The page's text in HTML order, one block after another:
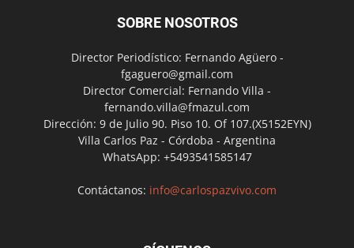
SOBRE NOSOTROS
Director Periodístico: Fernando Agüero -
fgaguero@gmail.com
Director Comercial: Fernando Villa -
fernando.villa@fmazul.com
Dirección: 9 de Julio 90. Piso 10. Of 107.(X5152EYN)
Villa Carlos Paz - Córdoba - Argentina
WhatsApp: +5493541585147
Contáctanos: info@carlospazvivo.com